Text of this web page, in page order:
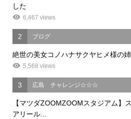
した
6,467 views
2 ブログ
絶世の美女コノハナサクヤヒメ様の
5,568 views
3 広島 チャレンジ☆☆☆
【マツダZOOMZOOMスタジアム】
アリール...